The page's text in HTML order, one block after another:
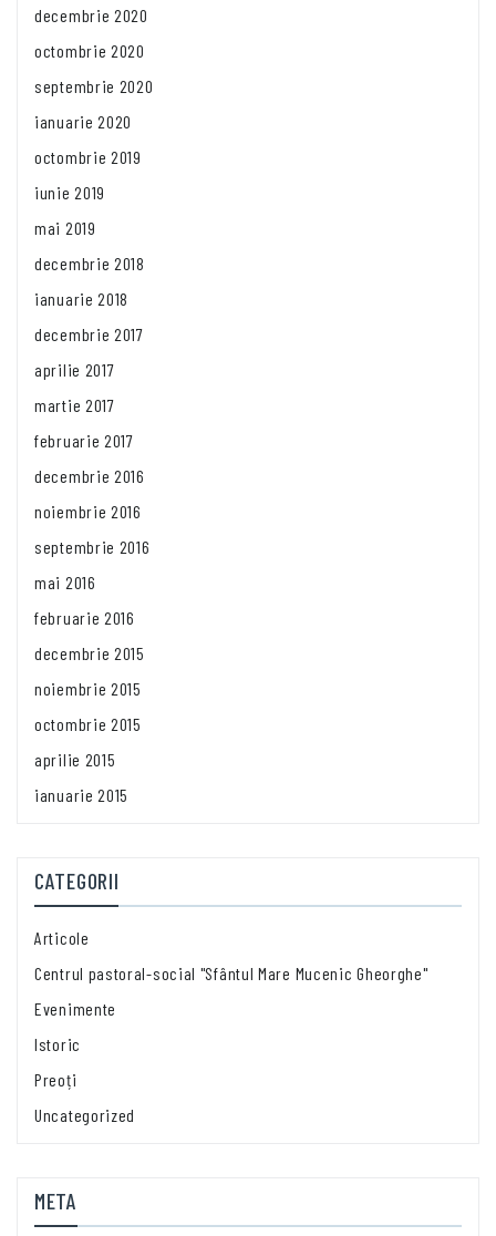
decembrie 2020
octombrie 2020
septembrie 2020
ianuarie 2020
octombrie 2019
iunie 2019
mai 2019
decembrie 2018
ianuarie 2018
decembrie 2017
aprilie 2017
martie 2017
februarie 2017
decembrie 2016
noiembrie 2016
septembrie 2016
mai 2016
februarie 2016
decembrie 2015
noiembrie 2015
octombrie 2015
aprilie 2015
ianuarie 2015
CATEGORII
Articole
Centrul pastoral-social "Sfântul Mare Mucenic Gheorghe"
Evenimente
Istoric
Preoți
Uncategorized
META